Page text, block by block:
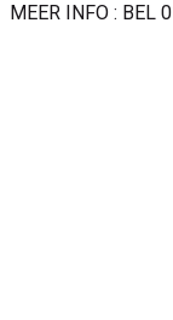
MEER INFO : BEL